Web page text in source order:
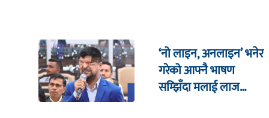
‘नो लाइन, अनलाइन’ भनेर
गरेको आफ्नै भाषण
सम्झिँदा मलाई लाज